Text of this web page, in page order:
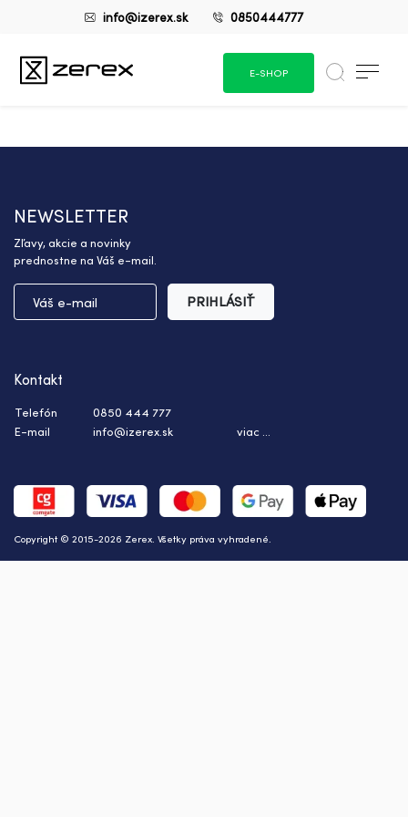
info@izerex.sk 0850444777
E-SHOP
NEWSLETTER
Zľavy, akcie a novinky
prednostne na Váš e-mail.
PRIHLÁSIŤ
Copyright © 2015-2026 Zerex. Všetky práva vyhradené.
Kontakt
Telefón
0850 444 777
E-mail
info@izerex.sk viac ...